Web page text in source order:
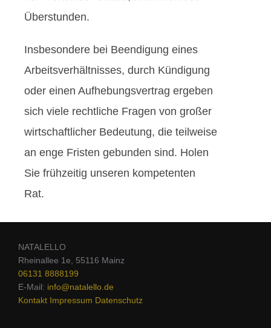
Überstunden.
Insbesondere bei Beendigung eines
Arbeitsverhältnisses, durch Kündigung
oder einen Aufhebungsvertrag ergeben
sich viele rechtliche Fragen von großer
wirtschaftlicher Bedeutung, die teilweise
an enge Fristen gebunden sind. Holen
Sie frühzeitig unseren kompetenten
Rat.
NATALELLO
Rheinallee 1e, 55116 Mainz
06131 8888199
E-Mail: info@natalello.de
Kontakt Impressum Datenschutz